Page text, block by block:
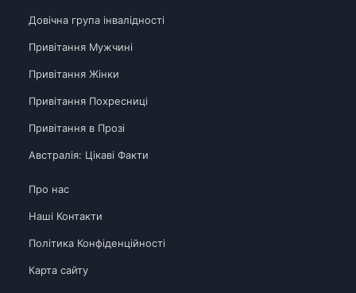
Довічна група інвалідності
Привітання Мужчині
Привітання Жінки
Привітання Похресниці
Привітання в Прозі
Австралія: Цікаві Факти
Про нас
Наші Контакти
Політика Конфіденційності
Карта сайту